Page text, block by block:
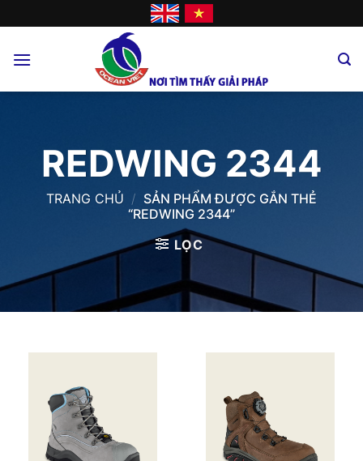
to
REDWING 2344
TRANG CHỦ / SẢN PHẨM ĐƯỢC GẮN THẺ
“REDWING 2344”
LỌC